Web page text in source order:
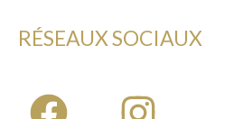
RÉSEAUX SOCIAUX